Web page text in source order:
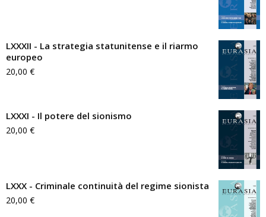
LXXXII - La strategia statunitense e il riarmo
europeo
20,00 €
LXXXI - Il potere del sionismo
20,00 €
LXXX - Criminale continuità del regime sionista
20,00 €